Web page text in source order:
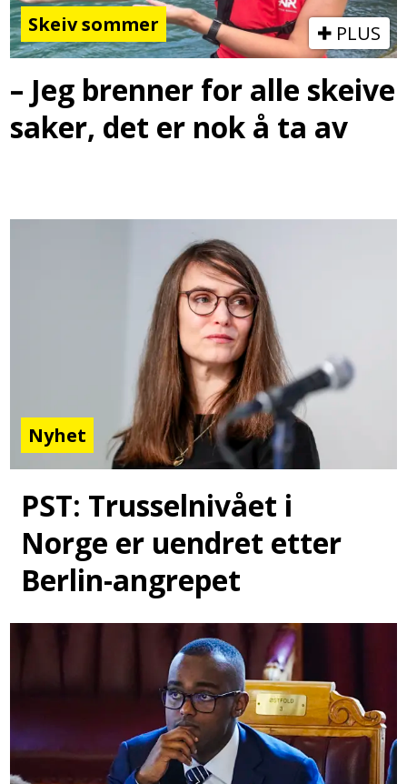
Skeiv sommer PLUS
– Jeg brenner for alle skeive
saker, det er nok å ta av
Nyhet
PST: Trusselnivået i
Norge er uendret etter
Berlin-angrepet